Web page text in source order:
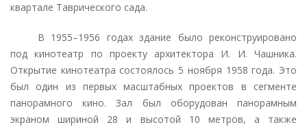
квартале Таврического сада.
В 1955–1956 годах здание было реконструировано
под кинотеатр по проекту архитектора И. И. Чашника.
Открытие кинотеатра состоялось 5 ноября 1958 года. Это
был один из первых масштабных проектов в сегменте
панорамного кино. Зал был оборудован панорамным
экраном шириной 28 и высотой 10 метров, а также